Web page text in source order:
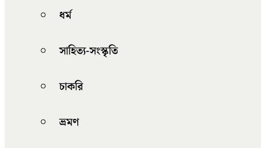
ধর্ম
সাহিত্য-সংস্কৃতি
চাকরি
ভ্রমণ